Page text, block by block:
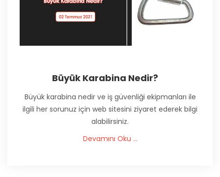
Büyük Karabina Nedir?
Büyük karabina nedir ve iş güvenliği ekipmanları ile
ilgili her sorunuz için web sitesini ziyaret ederek bilgi
alabilirsiniz.
Devamını Oku ...